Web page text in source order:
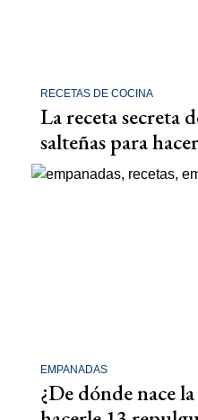
RECETAS DE COCINA
La receta secreta
salteñas para
EMPANADAS
¿De dónde nace